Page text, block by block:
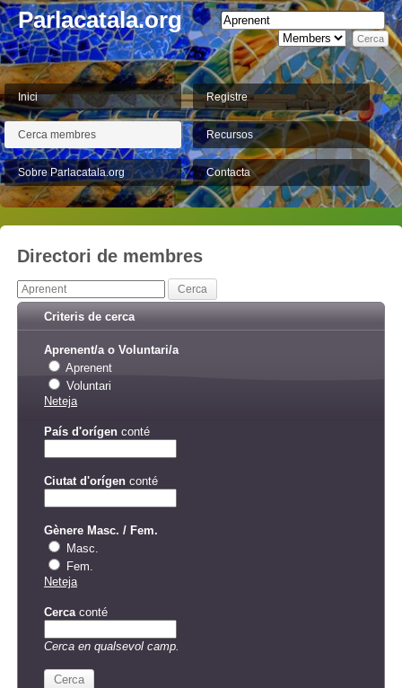
Parlacatala.org
Inici Registre
Cerca membres Recursos
Sobre Parlacatala.org Contacta
Directori de membres
Criteris de cerca
Aprenent/a o Voluntari/a
Aprenent
Voluntari
Neteja
País d'orígen conté
Ciutat d'orígen conté
Gènere Masc. / Fem.
Masc.
Fem.
Neteja
Cercaconté
Cerca en qualsevol camp.
Cerca